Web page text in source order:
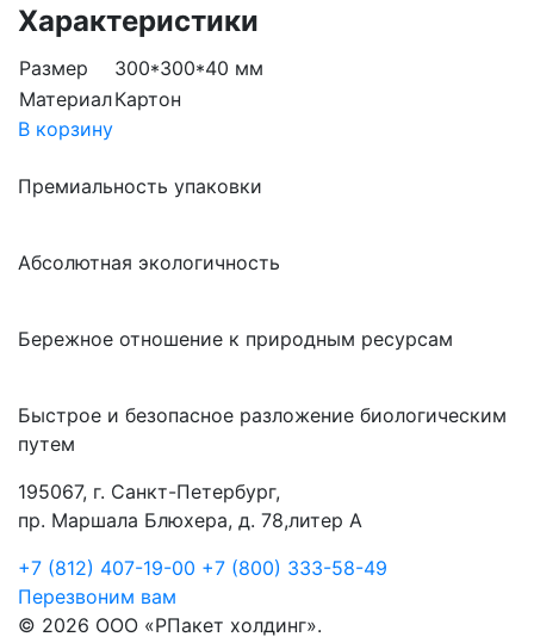
Характеристики
Размер
300*300*40 мм
МатериалКартон
В корзину
Премиальность упаковки
Абсолютная экологичность
Бережное отношение к природным ресурсам
Быстрое и безопасное разложение биологическим
путем
195067, г. Санкт-Петербург,
пр. Маршала Блюхера, д. 78,литер А
+7 (812) 407-19-00 +7 (800) 333-58-49
Перезвоним вам
© 2026 ООО «РПакет холдинг».